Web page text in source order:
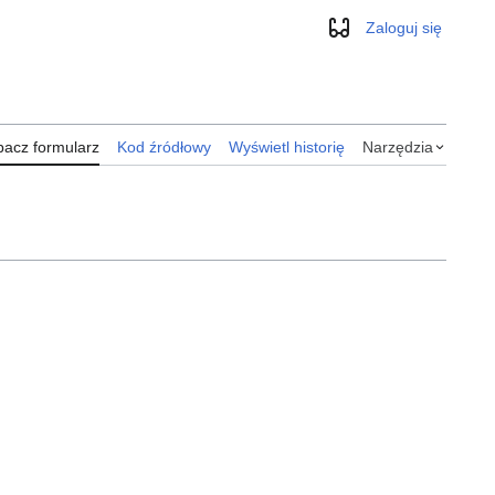
WyglądZaloguj się
formularz Kod źródłowy Wyświetl historię Narzędzia